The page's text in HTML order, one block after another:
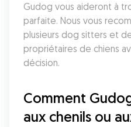
Gudog vous aideront à
parfaite. Nous vous
plusieurs dog sitters et
propriétaires de chiens
décision.
Comment
aux chenils ou